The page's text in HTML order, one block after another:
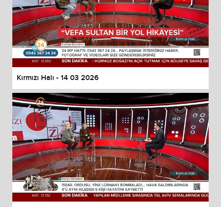
Kırmızı Halı - 14 03 2026